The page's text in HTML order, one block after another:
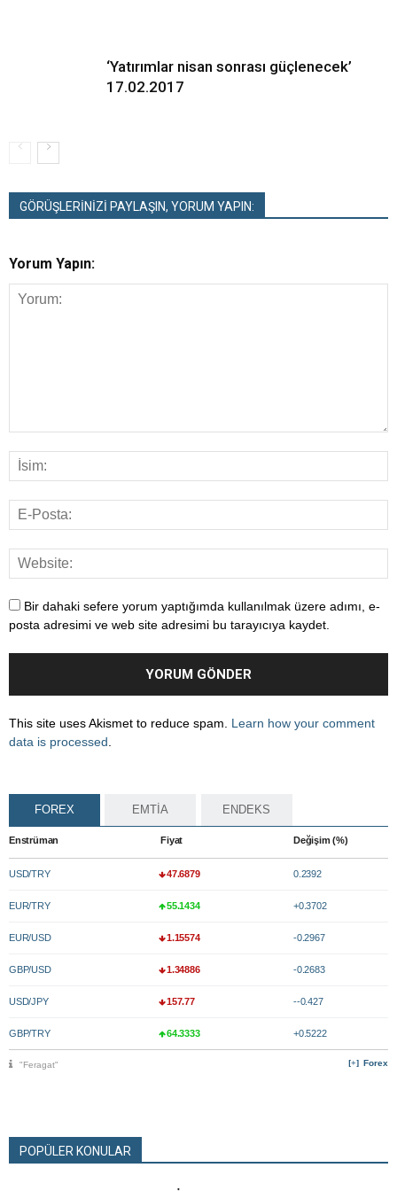
‘Yatırımlar nisan sonrası güçlenecek’
17.02.2017
GÖRÜŞLERİNİZİ PAYLAŞIN, YORUM YAPIN:
Yorum Yapın:
Bir dahaki sefere yorum yaptığımda kullanılmak üzere adımı, e-
posta adresimi ve web site adresimi bu tarayıcıya kaydet.
This site uses Akismet to reduce spam. Learn how your comment
data is processed
FOREX EMTİA ENDEKS
Enstrüman Fiyat Değişim (%)
USD/TRY 47.6879 0.2392
EUR/TRY 55.1434 +0.3702
EUR/USD 1.15574 -0.2967
GBP/USD 1.34886 -0.2683
USD/JPY 157.77 --0.427
GBP/TRY 64.3333 +0.5222
Forex
"Feragat"
POPÜLER KONULAR